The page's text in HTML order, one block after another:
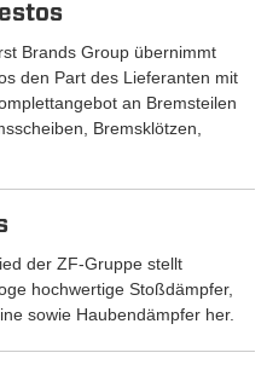
Brands Group übernimmt
den Part des Lieferanten mit
an Bremsteilen
Bremsklötzen,
der ZF-Gruppe stellt
hochwertige Stoßdämpfer,
sowie Haubendämpfer her.